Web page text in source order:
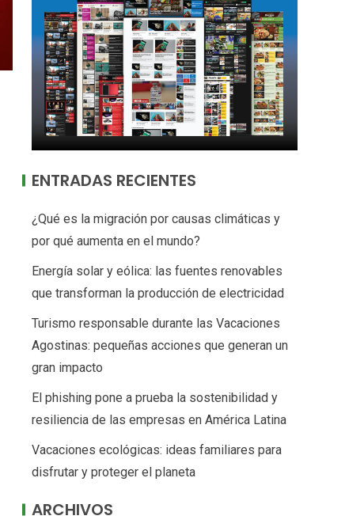
ENTRADAS RECIENTES
¿Qué es la migración por causas climáticas y
por qué aumenta en el mundo?
Energía solar y eólica: las fuentes renovables
que transforman la producción de electricidad
Turismo responsable durante las Vacaciones
Agostinas: pequeñas acciones que generan un
gran impacto
El phishing pone a prueba la sostenibilidad y
resiliencia de las empresas en América Latina
Vacaciones ecológicas: ideas familiares para
disfrutar y proteger el planeta
ARCHIVOS